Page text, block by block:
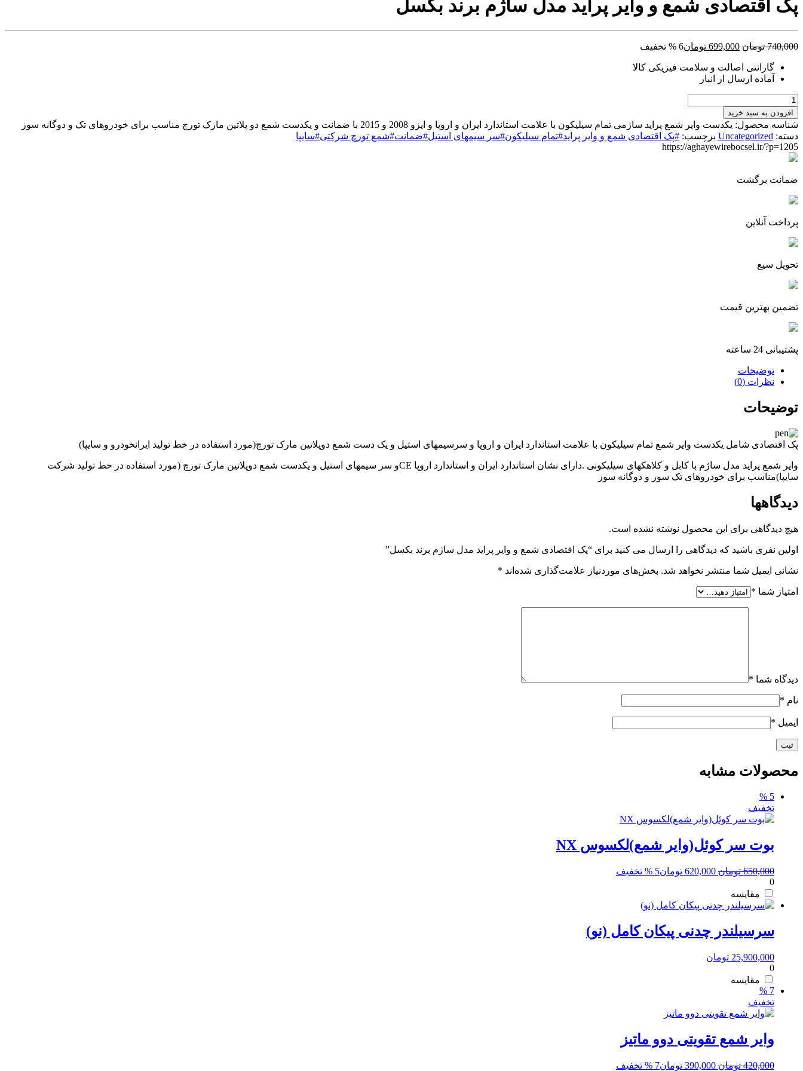
پک اقتصادی شمع و وایر پراید مدل ساژم برند بکسل
740,000 تومان قیمت
740,000 تومان
بود.
699,000 تومان6 % تخفیف
699,000 تومان.گارانتی اصالت و سلامت فیزیکی کالا
آماده ارسال از انبار
پک
اقتصادی
شمع
و
وایر
پراید
ساژم
بکسل
افزودن به سبد خرید
شناسه محصول: یکدست وایر شمع پراید ساژمی تمام سیلیکون با علامت استاندارد ایران و اروپا و ایزو 2008 و 2015 با ضمانت و یکدست شمع دو پلاتین مارک تورچ مناسب برای خودروهای تک و دوگانه سوز
دسته: Uncategorized برچسب: #پک اقتصادی شمع و وایر پراید#تمام سیلیکون#سر سیمهای استیل#ضمانت#شمع تورچ شرکتی#سایپا
https://aghayewirebocsel.ir/?p=1205
ضمانت برگشت
پرداخت آنلاین
تحویل سیع
تضمین بهترین قیمت
پشتیبانی 24 ساعته
توضیحات
نظرات (0)
توضیحات
پک اقتصادی شامل یکدست وایر شمع تمام سیلیکون با علامت استاندارد ایران و اروپا و سرسیمهای استیل و یک دست شمع دوپلاتین مارک تورچ(مورد استفاده در خط تولید ایرانخودرو و سایپا)
وایر شمع پراید مدل ساژم با کابل و کلاهکهای سیلیکونی .دارای نشان استاندارد ایران و استاندارد اروپا CEو سر سیمهای استیل و یکدست شمع دوپلاتین مارک تورچ (مورد استفاده در خط تولید شرکت
سایپا)مناسب برای خودروهای تک سوز و دوگانه سوز
دیدگاهها
هیچ دیدگاهی برای این محصول نوشته نشده است.
اولین نفری باشید که دیدگاهی را ارسال می کنید برای “پک اقتصادی شمع و وایر پراید مدل ساژم برند بکسل”
نشانی ایمیل شما منتشر نخواهد شد. بخش‌های موردنیاز علامت‌گذاری شده‌اند *
امتیاز شما *
دیدگاه شما *
نام *
ایمیل *
محصولات مشابه
5 %
تخفیف
بوت سر کوئل(وایر شمع)لکسوس NX
650,000 تومان قیمت
بود.
620,000 تومان5 % تخفیف
0
مقایسه
سرسیلندر چدنی پیکان کامل (نو)
25,900,000 تومان
0
مقایسه
7 %
تخفیف
وایر شمع تقویتی دوو ماتیز
420,000 تومان قیمت
390,000 تومان7 % تخفیف